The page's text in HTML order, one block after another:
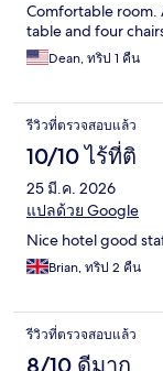
Comfortable room.
table and four
Dean, ทริป 1 คืน
รีวิวที่ตรวจสอบแล้ว
10/10 ไร้ที่ติ
25 มี.ค. 2026
แปลด้วย Google
Nice hotel good
Brian, ทริป 2 คืน
รีวิวที่ตรวจสอบแล้ว